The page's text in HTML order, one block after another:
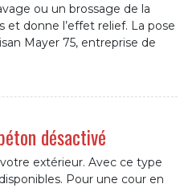
ou un brossage de la
et donne l’effet relief. La pose
Mayer 75, entreprise de
désactivé
extérieur. Avec ce type
Pour une cour en